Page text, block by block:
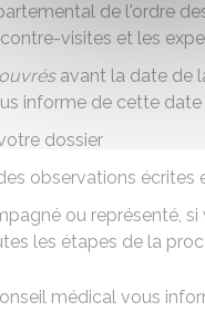
de l'ordre
visites et les
avant la date de
informe de cette
dossier
observations
ou représenté,
les étapes de la
médical vous